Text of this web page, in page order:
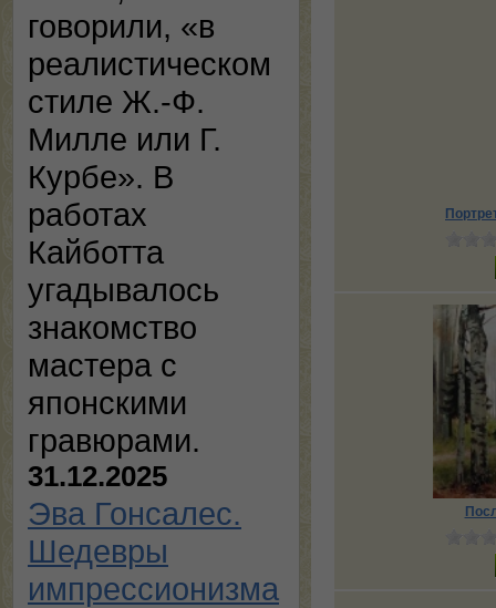
говорили, «в
реалистическом
стиле Ж.-Ф.
Милле или Г.
Курбе». В
работах
Кайботта
угадывалось
знакомство
мастера с
японскими
гравюрами.
31.12.2025
Эва Гонсалес.
Шедевры
импрессионизма